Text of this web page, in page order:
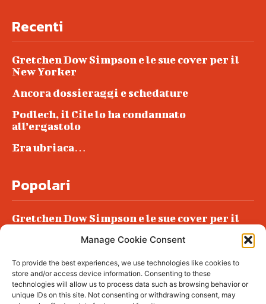
Manage Cookie Consent
To provide the best experiences, we use technologies like cookies to
store and/or access device information. Consenting to these
technologies will allow us to process data such as browsing behavior or
unique IDs on this site. Not consenting or withdrawing consent, may
Recenti
Gretchen Dow Simpson e le sue cover per il
New Yorker
Ancora dossieraggi e schedature
Podlech, il Cile lo ha condannato
all’ergastolo
Era ubriaca…
Popolari
Gretchen Dow Simpson e le sue cover per il
Podlech, il Cile lo ha condannato
all’ergastolo